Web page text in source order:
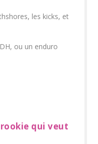
les kicks, et
ou un enduro
qui veut